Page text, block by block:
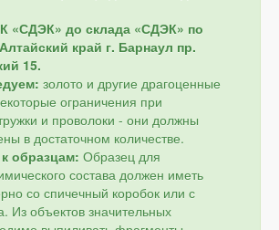
«СДЭК» до склада «СДЭК» по
край г. Барнаул пр.
15.
золото и другие драгоценные
ограничения при
и проволоки - они должны
в достаточном количестве.
образцам: Образец для
состава должен иметь
со спичечный коробок или с
Из объектов значительных